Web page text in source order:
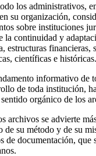
los administrativos,
su organización,
sobre instituciones
la conti­nuidad y
estructuras fi­nancieras,
científicas e históricas.
informativo de
de toda institución,
orgánico de los
archivos se advierte
de su método y de su
de documentación, que